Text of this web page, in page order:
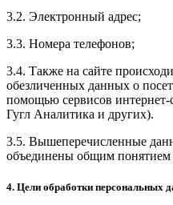
3.2. Электронный адрес;
3.3. Номера телефонов;
3.4. Также на сайте
обезличенных данных о
помощью сервисов
Гугл Аналитика и других).
3.5. Вышеперечисленные
объединены общим
4. Цели обработки персональных